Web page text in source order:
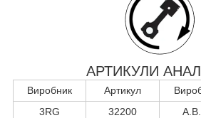
АРТИКУЛИ
Виробник Артикул
3RG
32200